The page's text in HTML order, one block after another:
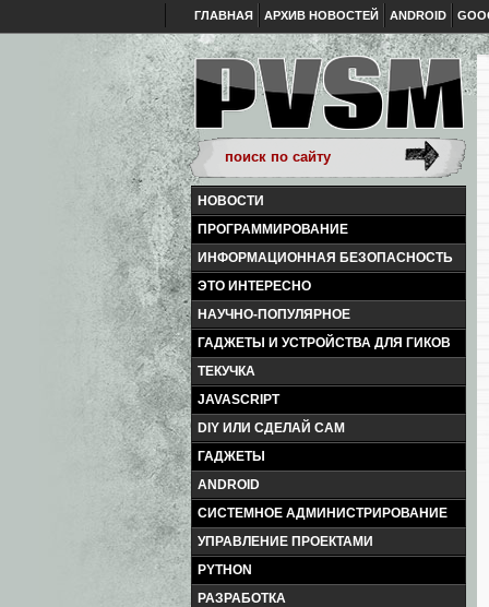
ГЛАВНАЯ АРХИВ НОВОСТЕЙ ANDROID
НОВОСТИ
ПРОГРАММИРОВАНИЕ
ИНФОРМАЦИОННАЯ БЕЗОПАСНОСТЬ
ЭТО ИНТЕРЕСНО
НАУЧНО-ПОПУЛЯРНОЕ
ГАДЖЕТЫ И УСТРОЙСТВА ДЛЯ ГИКОВ
ТЕКУЧКА
JAVASCRIPT
DIY ИЛИ СДЕЛАЙ САМ
ГАДЖЕТЫ
ANDROID
СИСТЕМНОЕ АДМИНИСТРИРОВАНИЕ
УПРАВЛЕНИЕ ПРОЕКТАМИ
PYTHON
РАЗРАБОТКА